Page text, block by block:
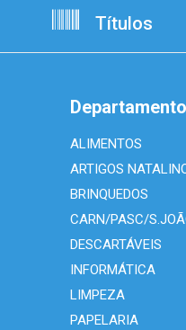
Títulos
ALIMENTOS
ARTIGOS
BRINQUEDOS
CARN/PASC/
DESCARTÁVEIS
INFORMÁTICA
LIMPEZA
PAPELARIA